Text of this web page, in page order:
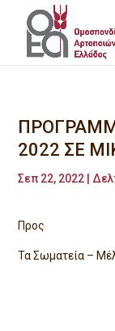
2022 ΣΕ
Σεπ 22, 2022
Προς
Τα Σωματεία –